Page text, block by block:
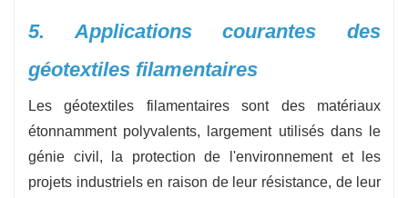
5. Applications courantes des
géotextiles filamentaires
Les géotextiles filamentaires sont des matériaux
étonnamment polyvalents, largement utilisés dans le
génie civil, la protection de l'environnement et les
projets industriels en raison de leur résistance, de leur